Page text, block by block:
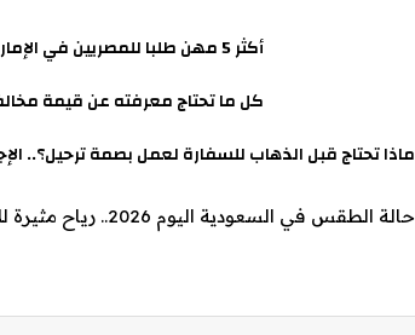
أكثر 5 مهن طلبا للمصريين في الإمارات 2026.. الأعلى أجرًا في دبي وأبوظبي
كل ما تحتاج معرفته عن قيمة
ماذا تحتاج قبل الذهاب للسفارة لعمل بصمة ترحيل؟..
حالة الطقس في السعودية اليوم 2026.. رياح مثيرة للأتربة بعدة مناطق